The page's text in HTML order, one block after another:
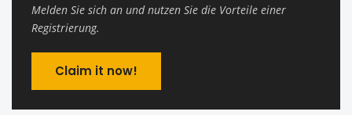
Melden Sie sich an und nutzen Sie die Vorteile einer
Registrierung.
Claim it now!